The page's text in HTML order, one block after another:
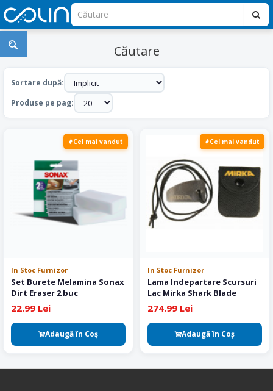
Căutare
Sortare după:
Produse pe pag:
Cel mai vandut
In Stoc Furnizor
Set Burete Melamina Sonax
Dirt Eraser 2 buc
22.99 Lei
Adaugă în Coş
Cel mai vandut
In Stoc Furnizor
Lama Indepartare Scursuri
Lac Mirka Shark Blade
274.99 Lei
Adaugă în Coş